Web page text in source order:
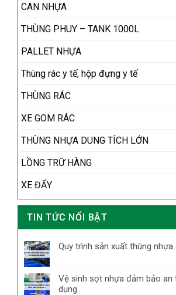
CAN NHỰA
THÙNG PHUY – TANK 1000L
PALLET NHỰA
Thùng rác y tế, hộp đựng y tế
THÙNG RÁC
XE GOM RÁC
THÙNG NHỰA DUNG TÍCH LỚN
LỒNG TRỮ HÀNG
XE ĐẨY
TIN TỨC NỔI BẬT
Quy trình sản xuất thùng
Vệ sinh sọt nhựa đảm bảo an
dụng